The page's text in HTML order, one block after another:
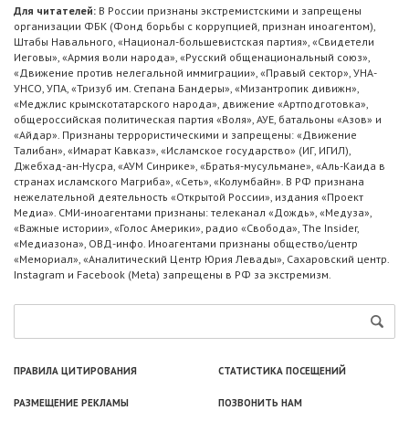
Для читателей: В России признаны экстремистскими и запрещены
организации ФБК (Фонд борьбы с коррупцией, признан иноагентом),
Штабы Навального, «Национал-большевистская партия», «Свидетели
Иеговы», «Армия воли народа», «Русский общенациональный союз»,
«Движение против нелегальной иммиграции», «Правый сектор», УНА-
УНСО, УПА, «Тризуб им. Степана Бандеры», «Мизантропик дивижн»,
«Меджлис крымскотатарского народа», движение «Артподготовка»,
общероссийская политическая партия «Воля», АУЕ, батальоны «Азов» и
«Айдар». Признаны террористическими и запрещены: «Движение
Талибан», «Имарат Кавказ», «Исламское государство» (ИГ, ИГИЛ),
Джебхад-ан-Нусра, «АУМ Синрике», «Братья-мусульмане», «Аль-Каида в
странах исламского Магриба», «Сеть», «Колумбайн». В РФ признана
нежелательной деятельность «Открытой России», издания «Проект
Медиа». СМИ-иноагентами признаны: телеканал «Дождь», «Медуза»,
«Важные истории», «Голос Америки», радио «Свобода», The Insider,
«Медиазона», ОВД-инфо. Иноагентами признаны общество/центр
«Мемориал», «Аналитический Центр Юрия Левады», Сахаровский центр.
Instagram и Facebook (Metа) запрещены в РФ за экстремизм.
ПРАВИЛА ЦИТИРОВАНИЯ СТАТИСТИКА ПОСЕЩЕНИЙ
РАЗМЕЩЕНИЕ РЕКЛАМЫ ПОЗВОНИТЬ НАМ